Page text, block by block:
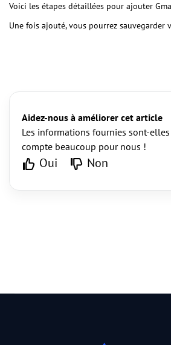
Voici les étapes détaillées pour ajouter
Une fois ajouté, vous pourrez sauvegarder
Aidez-nous à améliorer cet article
Les informations fournies sont-
compte beaucoup pour nous !
Oui Non